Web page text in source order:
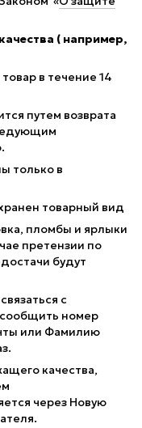
( например,
в течение 14
путем возврата
только в
товарный вид
пломбы и ярлыки
претензии по
будут
с
номер
или Фамилию
качества,
через Новую